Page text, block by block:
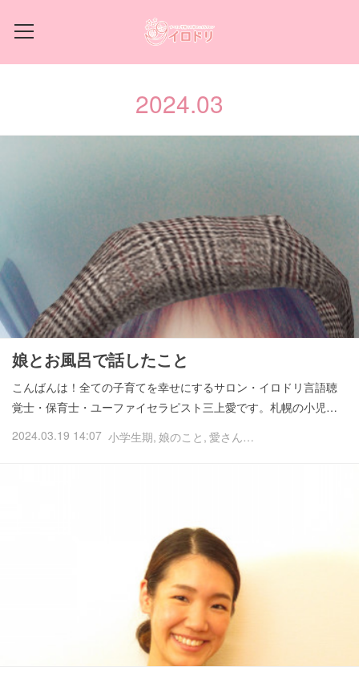
2024.03
娘とお風呂で話したこと
こんばんは！全ての子育てを幸せにするサロン・イロドリ言語聴
覚士・保育士・ユーファイセラピスト三上愛です。札幌の小児…
2024.03.19 14:07 小学生期 娘のこと 愛さんの日常ブログ